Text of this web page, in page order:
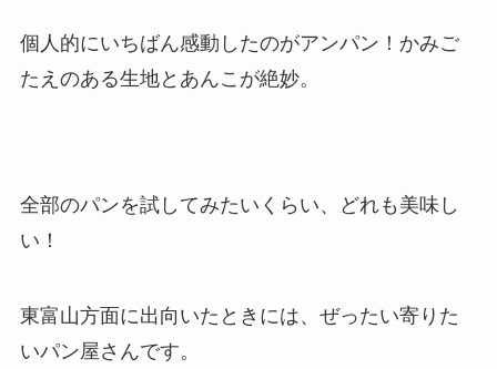
個人的にいちばん感動したのがアンパン！かみご
たえのある生地とあんこが絶妙。
全部のパンを試してみたいくらい、どれも美味し
い！
東富山方面に出向いたときには、ぜったい寄りた
いパン屋さんです。